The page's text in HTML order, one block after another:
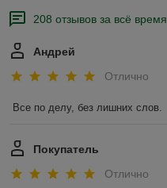
208 отзывов за всё время
Андрей
Отлично
Все по делу, без лишних слов.
Покупатель
Отлично